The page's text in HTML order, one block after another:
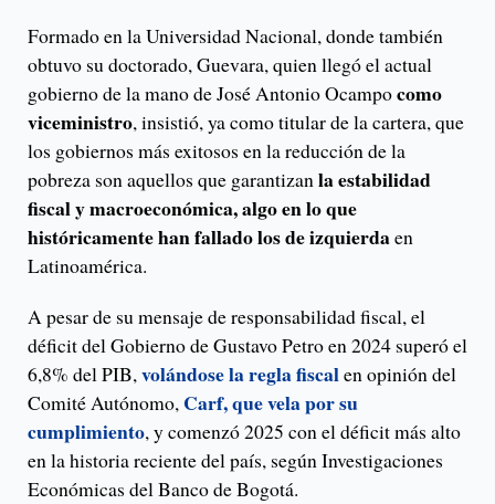
Formado en la Universidad Nacional, donde también
obtuvo su doctorado, Guevara, quien llegó el actual
gobierno de la mano de José Antonio Ocampocomo
viceministro, insistió, ya como titular de la cartera, que
los gobiernos más exitosos en la reducción de la
pobreza son aquellos que garantizanla estabilidad
fiscal y macroeconómica, algo en lo que
históricamente han fallado los de izquierdaen
Latinoamérica.
A pesar de su mensaje de responsabilidad fiscal, el
déficit del Gobierno de Gustavo Petro en 2024 superó el
6,8% del PIB,volándose la regla fiscalen opinión del
Comité Autónomo, Carf, que vela por su
cumplimiento, y comenzó 2025 con el déficit más alto
en la historia reciente del país, según Investigaciones
Económicas del Banco de Bogotá.